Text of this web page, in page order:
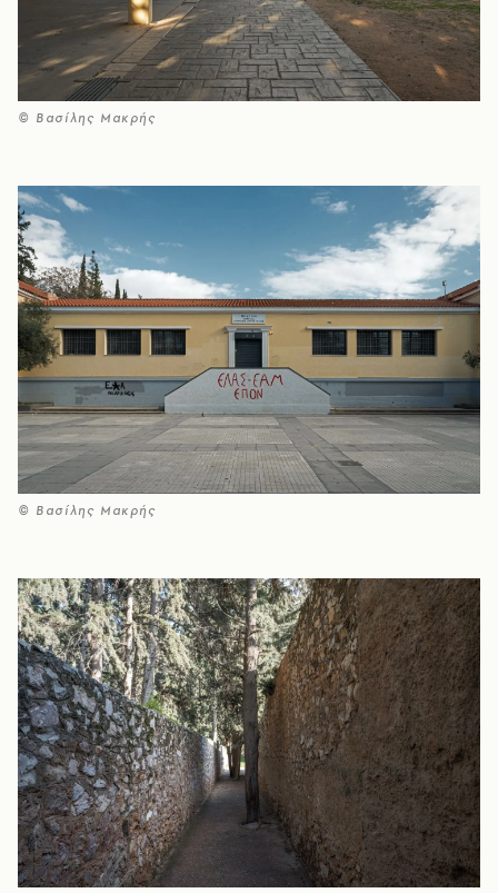
© Βασίλης Μακρής
© Βασίλης Μακρής